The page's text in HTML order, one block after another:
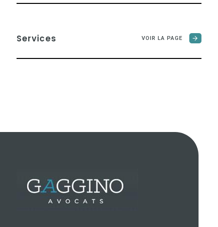
Services VOIR LA PAGE